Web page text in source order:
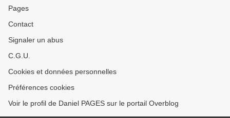
Pages
Contact
Signaler un abus
C.G.U.
Cookies et données personnelles
Préférences cookies
Voir le profil de Daniel PAGES sur le portail Overblog